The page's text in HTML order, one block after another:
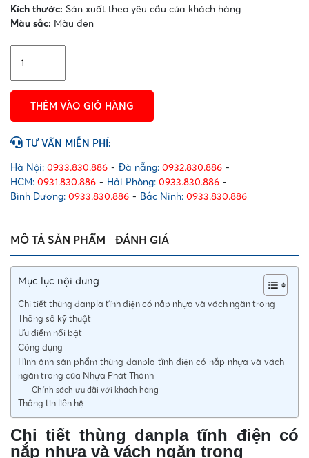
Kích thước: Sản xuất theo yêu cầu của khách hàng
Màu sắc: Màu đen
danpla
tĩnh
điện
nắp
nhựa
vách
ngăn
trong
THÊM VÀO GIỎ HÀNG
TƯ VẤN MIỄN PHÍ:
Hà Nội: 0933.830.886 - Đà nẵng: 0932.830.886 -
HCM: 0931.830.886 - Hải Phòng: 0933.830.886 -
Bình Dương: 0933.830.886 - Bắc Ninh: 0933.830.886
MÔ TẢ SẢN PHẨM ĐÁNH GIÁ
Mục lục nội dung
Chi tiết thùng danpla tĩnh điện có nắp nhựa và vách ngăn trong
Thông số kỹ thuật
Ưu điểm nổi bật
Công dụng
Hình ảnh sản phẩm thùng danpla tĩnh điện có nắp nhựa và vách
ngăn trong của Nhựa Phát Thành
Chính sách ưu đãi với khách hàng
Thông tin liên hệ
Chi tiết thùng danpla tĩnh điện có
nắp nhựa và vách ngăn trong